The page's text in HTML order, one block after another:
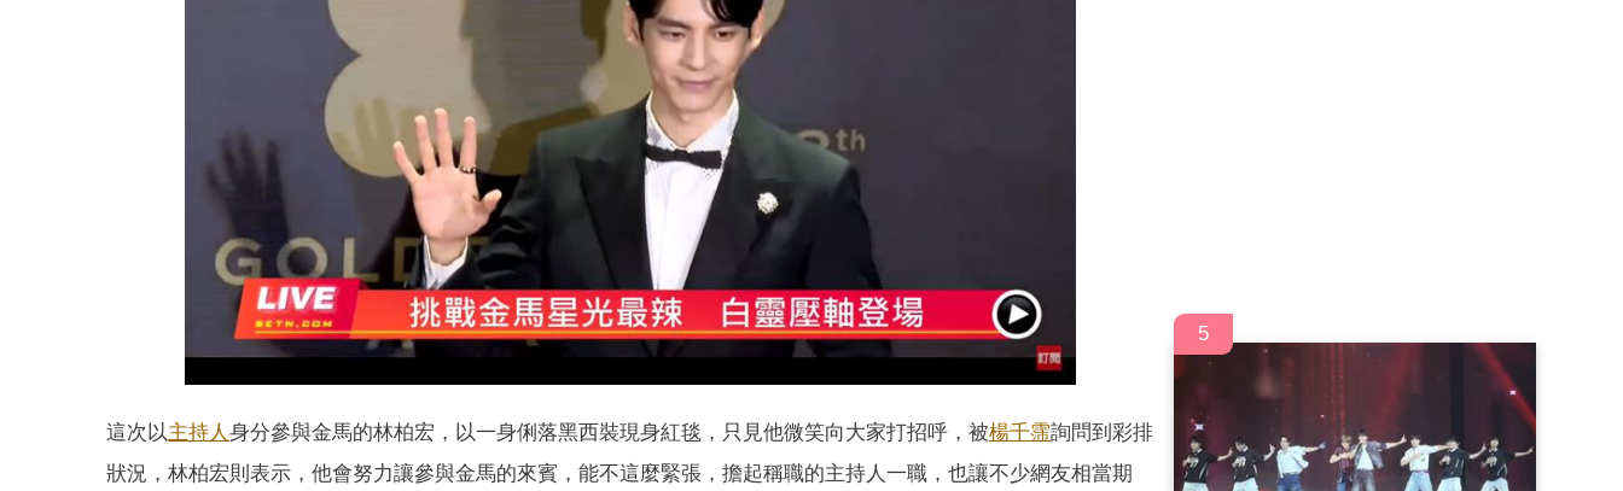
這次以主持人身分參與金馬的林柏宏，以一身俐落黑西裝現身紅毯，只見他微笑向大家打招呼，被楊千霈詢問到彩排
狀況，林柏宏則表示，他會努力讓參與金馬的來賓，能不這麼緊張，擔起稱職的主持人一職，也讓不少網友相當期
5